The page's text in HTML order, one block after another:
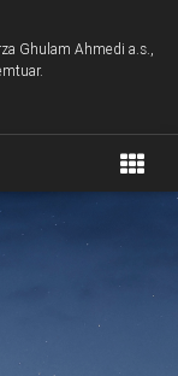
Ghulam Ahmedi a.s.,